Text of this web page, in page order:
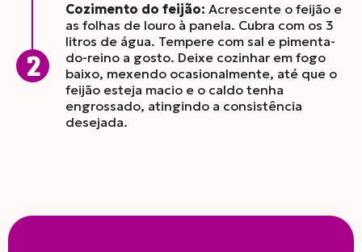
Cozimento do feijão: Acrescente o feijão e
as folhas de louro à panela. Cubra com os 3
litros de água. Tempere com sal e pimenta-
do-reino a gosto. Deixe cozinhar em fogo
baixo, mexendo ocasionalmente, até que o
feijão esteja macio e o caldo tenha
engrossado, atingindo a consistência
desejada.